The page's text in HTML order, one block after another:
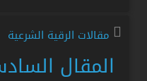
مقالات الرقية الشرعية
المقال